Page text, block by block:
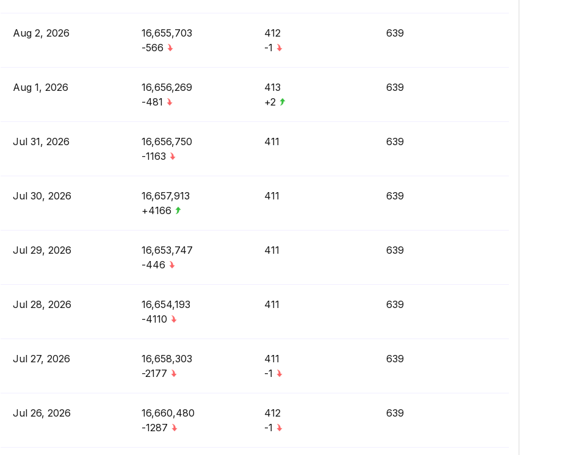
Aug 2, 2026
16,655,703
-566
412
-1
639
Aug 1, 2026
16,656,269
-481
413
+2
639
Jul 31, 2026
16,656,750
-1163
411 639
Jul 30, 2026
16,657,913
+4166
411 639
Jul 29, 2026
16,653,747
-446
411 639
Jul 28, 2026
16,654,193
-4110
411 639
Jul 27, 2026
16,658,303
-2177
411
-1
639
Jul 26, 2026
16,660,480
-1287
412
-1
639